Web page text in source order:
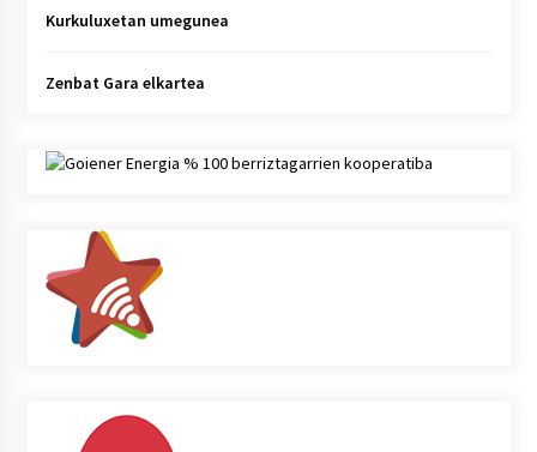
Kurkuluxetan umegunea
Zenbat Gara elkartea